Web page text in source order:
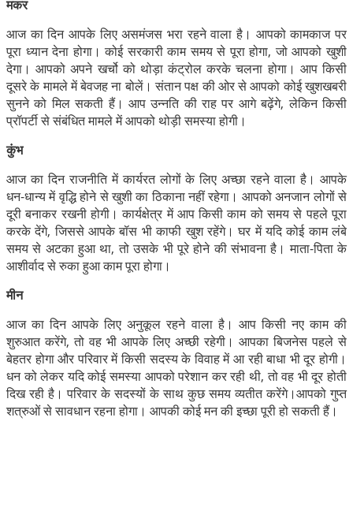
मकर
आज का दिन आपके लिए असमंजस भरा रहने वाला है। आपको कामकाज पर
पूरा ध्यान देना होगा। कोई सरकारी काम समय से पूरा होगा, जो आपको खुशी
देगा। आपको अपने खर्चो को थोड़ा कंट्रोल करके चलना होगा। आप किसी
दूसरे के मामले में बेवजह ना बोलें। संतान पक्ष की ओर से आपको कोई खुशखबरी
सुनने को मिल सकती हैं। आप उन्नति की राह पर आगे बढ़ेंगे, लेकिन किसी
प्रॉपर्टी से संबंधित मामले में आपको थोड़ी समस्या होगी।
कुंभ
आज का दिन राजनीति में कार्यरत लोगों के लिए अच्छा रहने वाला है। आपके
धन-धान्य में वृद्धि होने से खुशी का ठिकाना नहीं रहेगा। आपको अनजान लोगों से
दूरी बनाकर रखनी होगी। कार्यक्षेत्र में आप किसी काम को समय से पहले पूरा
करके देंगे, जिससे आपके बॉस भी काफी खुश रहेंगे। घर में यदि कोई काम लंबे
समय से अटका हुआ था, तो उसके भी पूरे होने की संभावना है। माता-पिता के
आशीर्वाद से रुका हुआ काम पूरा होगा।
मीन
आज का दिन आपके लिए अनुकूल रहने वाला है। आप किसी नए काम की
शुरुआत करेंगे, तो वह भी आपके लिए अच्छी रहेगी। आपका बिजनेस पहले से
बेहतर होगा और परिवार में किसी सदस्य के विवाह में आ रही बाधा भी दूर होगी।
धन को लेकर यदि कोई समस्या आपको परेशान कर रही थी, तो वह भी दूर होती
दिख रही है। परिवार के सदस्यों के साथ कुछ समय व्यतीत करेंगे।आपको गुप्त
शत्रुओं से सावधान रहना होगा। आपकी कोई मन की इच्छा पूरी हो सकती हैं।